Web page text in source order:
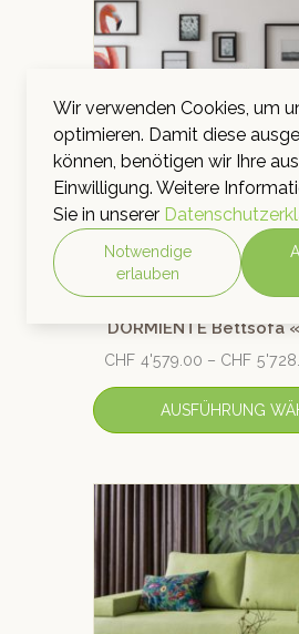
DORMIENTE Bettsofa
CHF 4'579.00 – CHF
AUSFÜHRUNG
Wir verwenden Cookies, um
optimieren. Damit diese
können, benötigen wir Ihre
Einwilligung. Weitere
Sie in unserer
Notwendige
erlauben